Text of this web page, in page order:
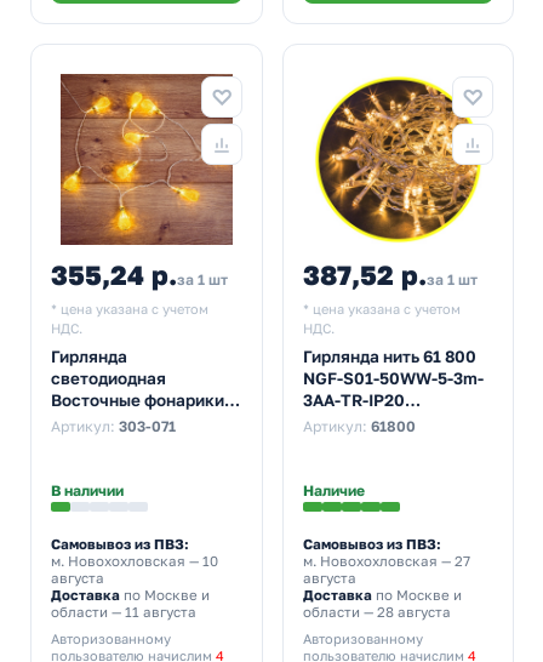
355,24 р.за 1 шт
* цена указана с учетом
НДС.
Гирлянда
светодиодная
Восточные фонарики,
10 LED Желтые 1,5
Артикул: 303-071
В наличии
Самовывоз из ПВЗ:
м. Новохохловская — 10
августа
Доставка по Москве и
области — 11 августа
Авторизованному
пользователю начислим 4
387,52 р.за 1 шт
* цена указана с учетом
НДС.
Гирлянда нить 61 800
NGF-S01-50WW-5-3m-
3AA-TR-IP20
постоянное свечение,
Артикул: 61800
Наличие
Самовывоз из ПВЗ:
м. Новохохловская — 27
августа
Доставкапо Москве и
области — 28 августа
Авторизованному
пользователю начислим 4